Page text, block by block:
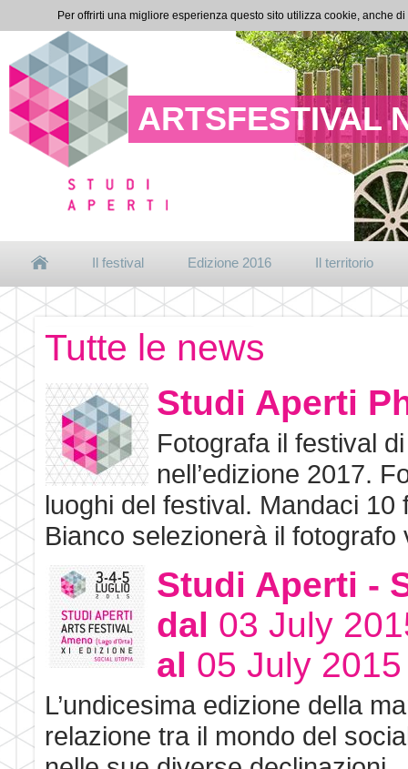
ARTSFESTIVAL
Il festival Edizione 2016 Il territorio
Tutte le news
Studi Aperti
Fotografa il festival
nell’edizione 2017.
luoghi del festival. Mandaci 10
Bianco selezionerà il fotografo
Studi Aperti -
dal 03 July
al 05 July 2015
L’undicesima edizione della
relazione tra il mondo del
Per offrirti una migliore esperienza questo sito utilizza cookie, anche